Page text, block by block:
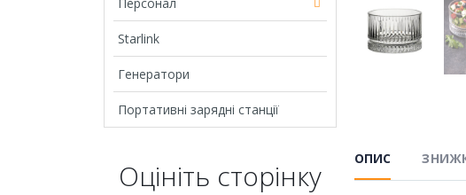
ОПИС
Starlink
Генератори
Портативні зарядні станції
Оцініть cторінку